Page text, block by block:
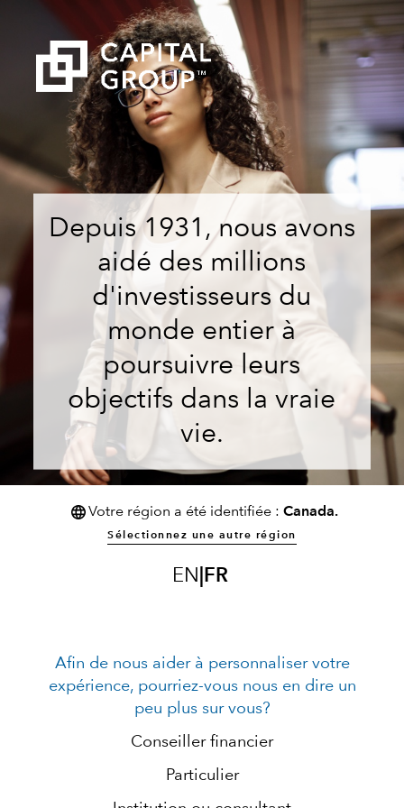
Depuis 1931, nous avons
aidé des millions
d'investisseurs du
monde entier à
poursuivre leurs
objectifs dans la vraie
vie.
Votre région a été identifiée : Canada.
Sélectionnez une autre région
EN FR
Afin de nous aider à personnaliser votre
expérience, pourriez-vous nous en dire un
peu plus sur vous?
Conseiller financier
Particulier